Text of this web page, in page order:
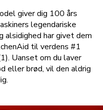
giver dig 100 års
legendariske
alsidighed har givet dem
til verdens #1
Uanset om du laver
eller brød, vil den aldrig